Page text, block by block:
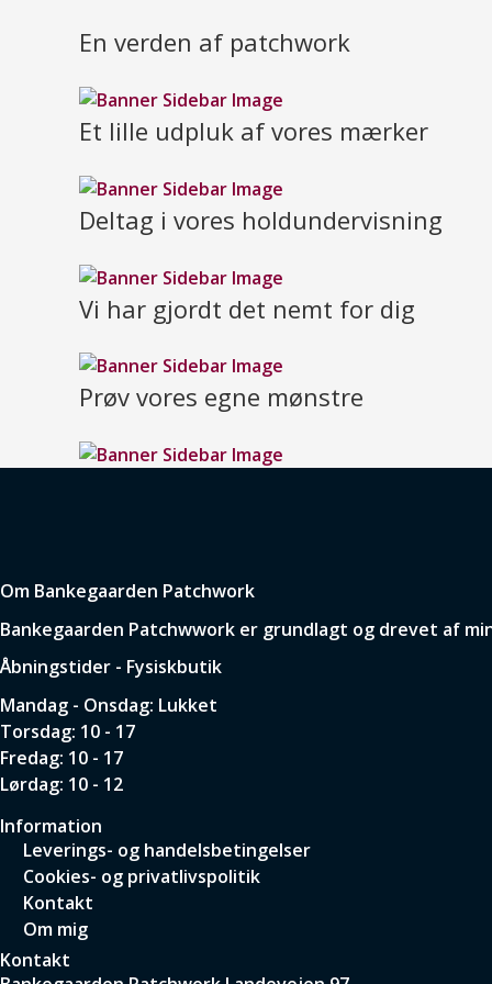
En verden af patchwork
Et lille udpluk af vores mærker
Deltag i vores holdundervisning
Vi har gjordt det nemt for dig
Prøv vores egne mønstre
Om Bankegaarden Patchwork
Bankegaarden Patchwwork er grundlagt og drevet af
Åbningstider - Fysiskbutik
Mandag - Onsdag: Lukket
Torsdag: 10 - 17
Fredag: 10 - 17
Lørdag: 10 - 12
Information
Leverings- og handelsbetingelser
Cookies- og privatlivspolitik
Kontakt
Om mig
Kontakt